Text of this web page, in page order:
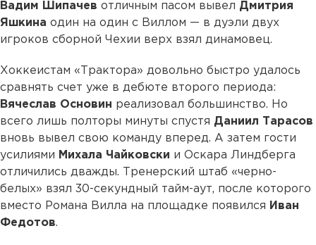
Вадим Шипачев отличным пасом вывел Дмитрия
Яшкина один на один с Виллом — в дуэли двух
игроков сборной Чехии верх взял динамовец.
Хоккеистам «Трактора» довольно быстро удалось
сравнять счет уже в дебюте второго периода:
Вячеслав Основин реализовал большинство. Но
всего лишь полторы минуты спустя Даниил Тарасов
вновь вывел свою команду вперед. А затем гости
усилиями Михала Чайковски и Оскара Линдберга
отличились дважды. Тренерский штаб «черно-
белых» взял 30-секундный тайм-аут, после которого
вместо Романа Вилла на площадке появился Иван
Федотов.